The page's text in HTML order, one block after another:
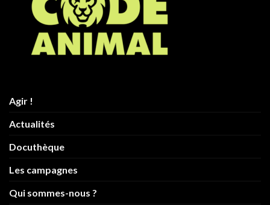
Agir !
Actualités
Docuthèque
Les campagnes
Qui sommes-nous ?